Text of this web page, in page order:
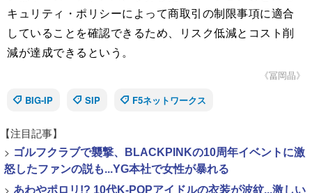
キュリティ・ポリシーによって商取引の制限事項に適合
していることを確認できるため、リスク低減とコスト削
減が達成できるという。
《冨岡晶》
BIG-IP
SIP F5ネットワークス
【注目記事】
> ゴルフクラブで襲撃、BLACKPINKの10周年イベントに激
怒したファンの説も...YG本社で女性が暴れる
> あわやポロリ!? 10代K-POPアイドルの衣装が波紋...激しい